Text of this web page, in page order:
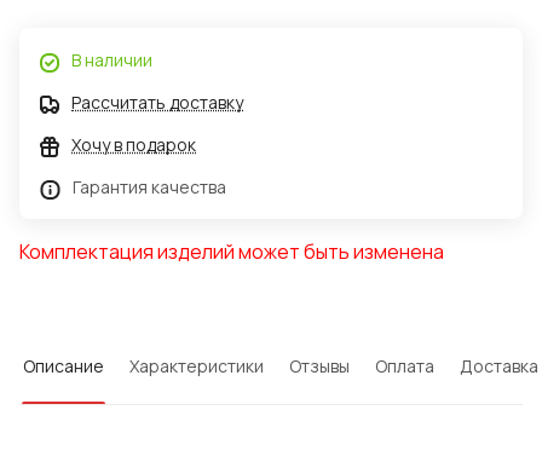
В наличии
Рассчитать доставку
Хочу в подарок
Гарантия качества
Комплектация изделий может быть изменена
Описание Характеристики Отзывы Оплата Доставка